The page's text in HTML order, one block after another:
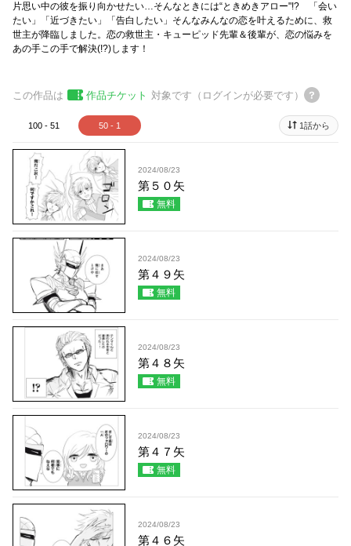
片思い中の彼を振り向かせたい…そんなときには“ときめきアロー"!? 「会い
たい」「近づきたい」「告白したい」そんなみんなの恋を叶えるために、救
世主が降臨しました。恋の救世主・キューピッド先輩＆後輩が、恋の悩みを
あの手この手で解決(!?)します！
この作品は 作品チケット 対象です（ログインが必要です）
100 - 51 50 - 1 1話から
2024/08/23
第５０矢
無料
2024/08/23
第４９矢
無料
2024/08/23
第４８矢
無料
2024/08/23
第４７矢
無料
2024/08/23
第４６矢